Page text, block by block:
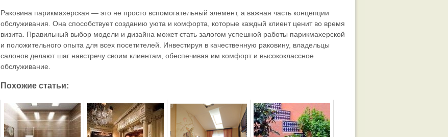
Раковина парикмахерская — это не просто вспомогательный элемент, а важная часть концепции
обслуживания. Она способствует созданию уюта и комфорта, которые каждый клиент ценит во время
визита. Правильный выбор модели и дизайна может стать залогом успешной работы парикмахерской
и положительного опыта для всех посетителей. Инвестируя в качественную раковину, владельцы
салонов делают шаг навстречу своим клиентам, обеспечивая им комфорт и высококлассное
обслуживание.
Похожие статьи: